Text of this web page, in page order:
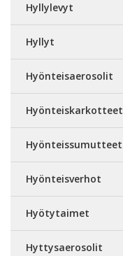
Hyllylevyt
Hyllyt
Hyönteisaerosolit
Hyönteiskarkotteet
Hyönteissumutteet
Hyönteisverhot
Hyötytaimet
Hyttysaerosolit